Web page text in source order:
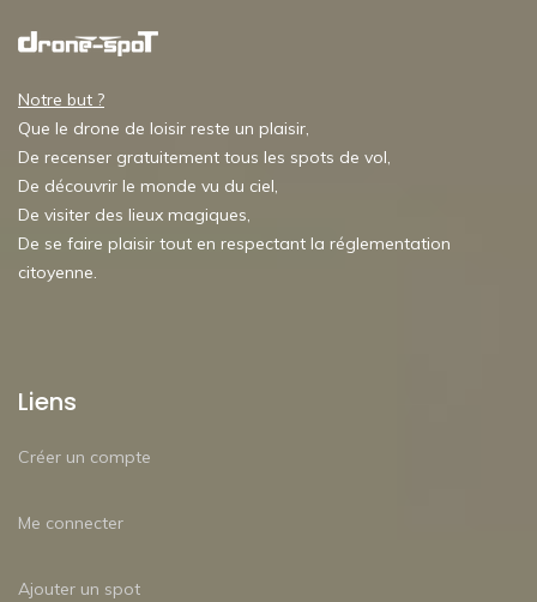
Notre but ?
Que le drone de loisir reste un plaisir,
De recenser gratuitement tous les spots de vol,
De découvrir le monde vu du ciel,
De visiter des lieux magiques,
De se faire plaisir tout en respectant la réglementation
citoyenne.
Liens
Créer un compte
Me connecter
Ajouter un spot